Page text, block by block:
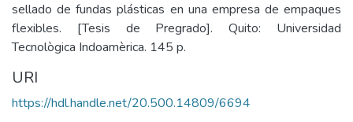
sellado de fundas plásticas en una empresa de empaques
flexibles. [Tesis de Pregrado]. Quito: Universidad
Tecnològica Indoamèrica. 145 p.
URI
https://hdl.handle.net/20.500.14809/6694